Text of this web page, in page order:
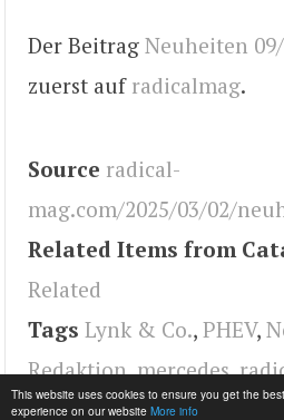
This website uses cookies to ensure you get the best
experience on our website More info
Der Beitrag Neuheiten
zuerst auf radicalmag.
Source radical-
mag.com/2025/03/02/
Related Items from
Related
Tags Lynk & Co., PHEV,
Redaktion,mercedes,